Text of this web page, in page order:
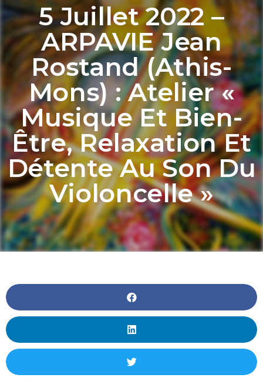
5 Juillet 2022 –
ARPAVIE Jean
Rostand (Athis-
Mons) : Atelier «
Musique Et Bien-
Être, Relaxation Et
Détente Au Son Du
Violoncelle »